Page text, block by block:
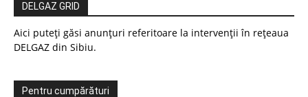
DELGAZ GRID
Aici puteți găsi anunțuri referitoare la intervenții în rețeaua
DELGAZ din Sibiu.
Pentru cumpărături